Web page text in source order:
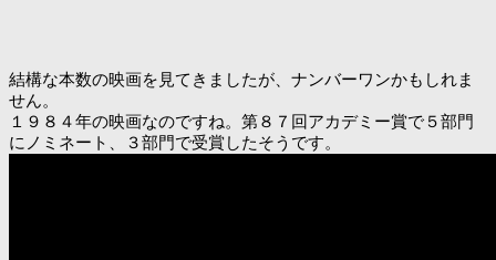
結構な本数の映画を見てきましたが、ナンバーワンかもしれま
せん。
１９８４年の映画なのですね。第８７回アカデミー賞で５部門
にノミネート、３部門で受賞したそうです。